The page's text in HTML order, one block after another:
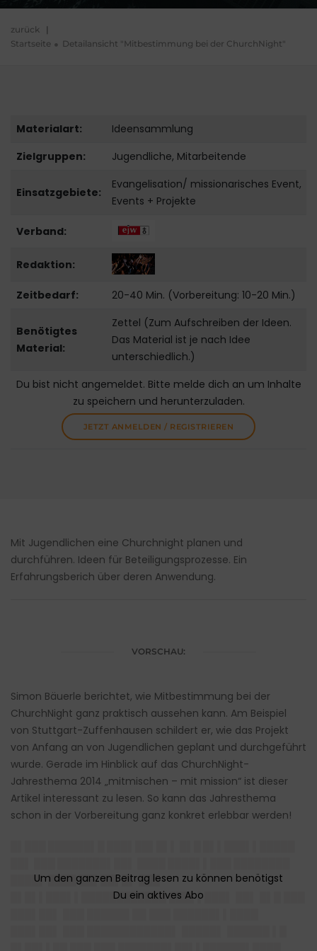
zurück |
Startseite
Detailansicht "Mitbestimmung bei der ChurchNight"
Materialart:
Ideensammlung
Zielgruppen:
Jugendliche, Mitarbeitende
Einsatzgebiete:
Evangelisation/ missionarisches Event,
Events + Projekte
Verband:
Redaktion:
Zeitbedarf: 20-40 Min. (Vorbereitung: 10-20 Min.)
Benötigtes
Material:
Zettel (Zum Aufschreiben der Ideen.
Das Material ist je nach Idee
unterschiedlich.)
Du bist nicht angemeldet. Bitte melde dich an um Inhalte
zu speichern und herunterzuladen.
JETZT ANMELDEN / REGISTRIEREN
Mit Jugendlichen eine Churchnight planen und
durchführen. Ideen für Beteiligungsprozesse. Ein
Erfahrungsberich über deren Anwendung.
VORSCHAU:
Simon Bäuerle berichtet, wie Mitbestimmung bei der
ChurchNight ganz praktisch aussehen kann. Am Beispiel
von Stuttgart-Zuffenhausen schildert er, wie das Projekt
von Anfang an von Jugendlichen geplant und durchgeführt
wurde. Gerade im Hinblick auf das ChurchNight-
Jahresthema 2014 „mitmischen – mit mission“ ist dieser
Artikel interessant zu lesen. So kann das Jahresthema
schon in der Vorbereitung ganz konkret erlebbar werden!
████▌████ ██▌██▌█▌ ███
█▌█▌▌███▌▌████████████ ███▌▌███▌ ██▌ █▌█ ███